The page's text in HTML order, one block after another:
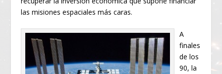
las misiones espaciales más caras.
A
finales
de los
90, la